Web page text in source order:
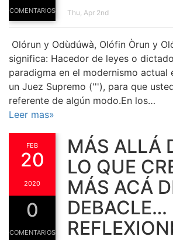
COMENTARIOS Thu, Apr 2nd
Olórun y Odùdúwà, Olófin Òrun y
significa: Hacedor de leyes o
paradigma en el modernismo actual
un Juez Supremo ('''), para que
referente de algún modo.En los…
Leer mas»
FEB
20
2020
0
COMENTARIOS
MÁS ALLÁ
LO QUE
MÁS ACÁ
DEBACLE…